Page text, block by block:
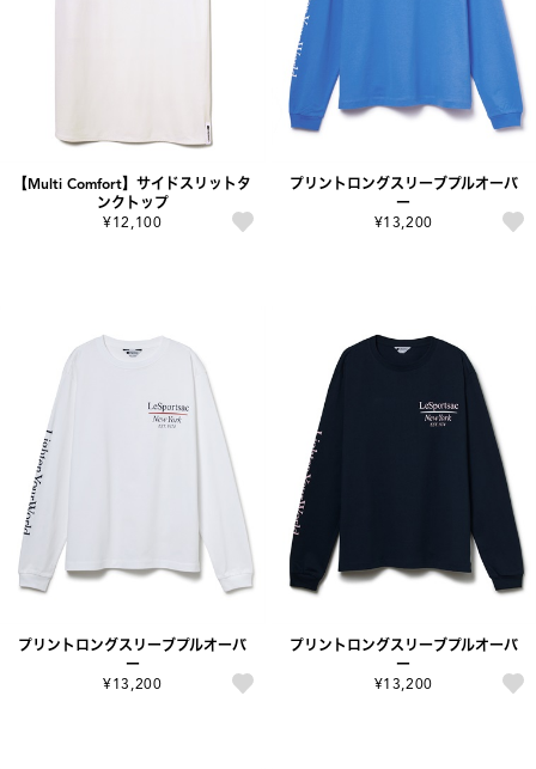
【Multi Comfort】サイドスリットタ
ンクトップ
¥12,100
プリントロングスリーブプルオーバ
ー
¥13,200
プリントロングスリーブプルオーバ
ー
¥13,200
プリントロングスリーブプルオーバ
ー
¥13,200